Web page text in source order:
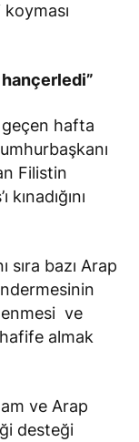
hançerledi”
hafta
Filistin
sıra bazı Arap
ve
hafife almak
ve Arap
desteği